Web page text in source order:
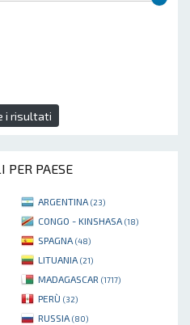
i risultati
PER PAESE
ARGENTINA (23)
CONGO - KINSHASA (18)
SPAGNA (48)
LITUANIA (21)
MADAGASCAR (1717)
PERÙ (32)
RUSSIA (80)